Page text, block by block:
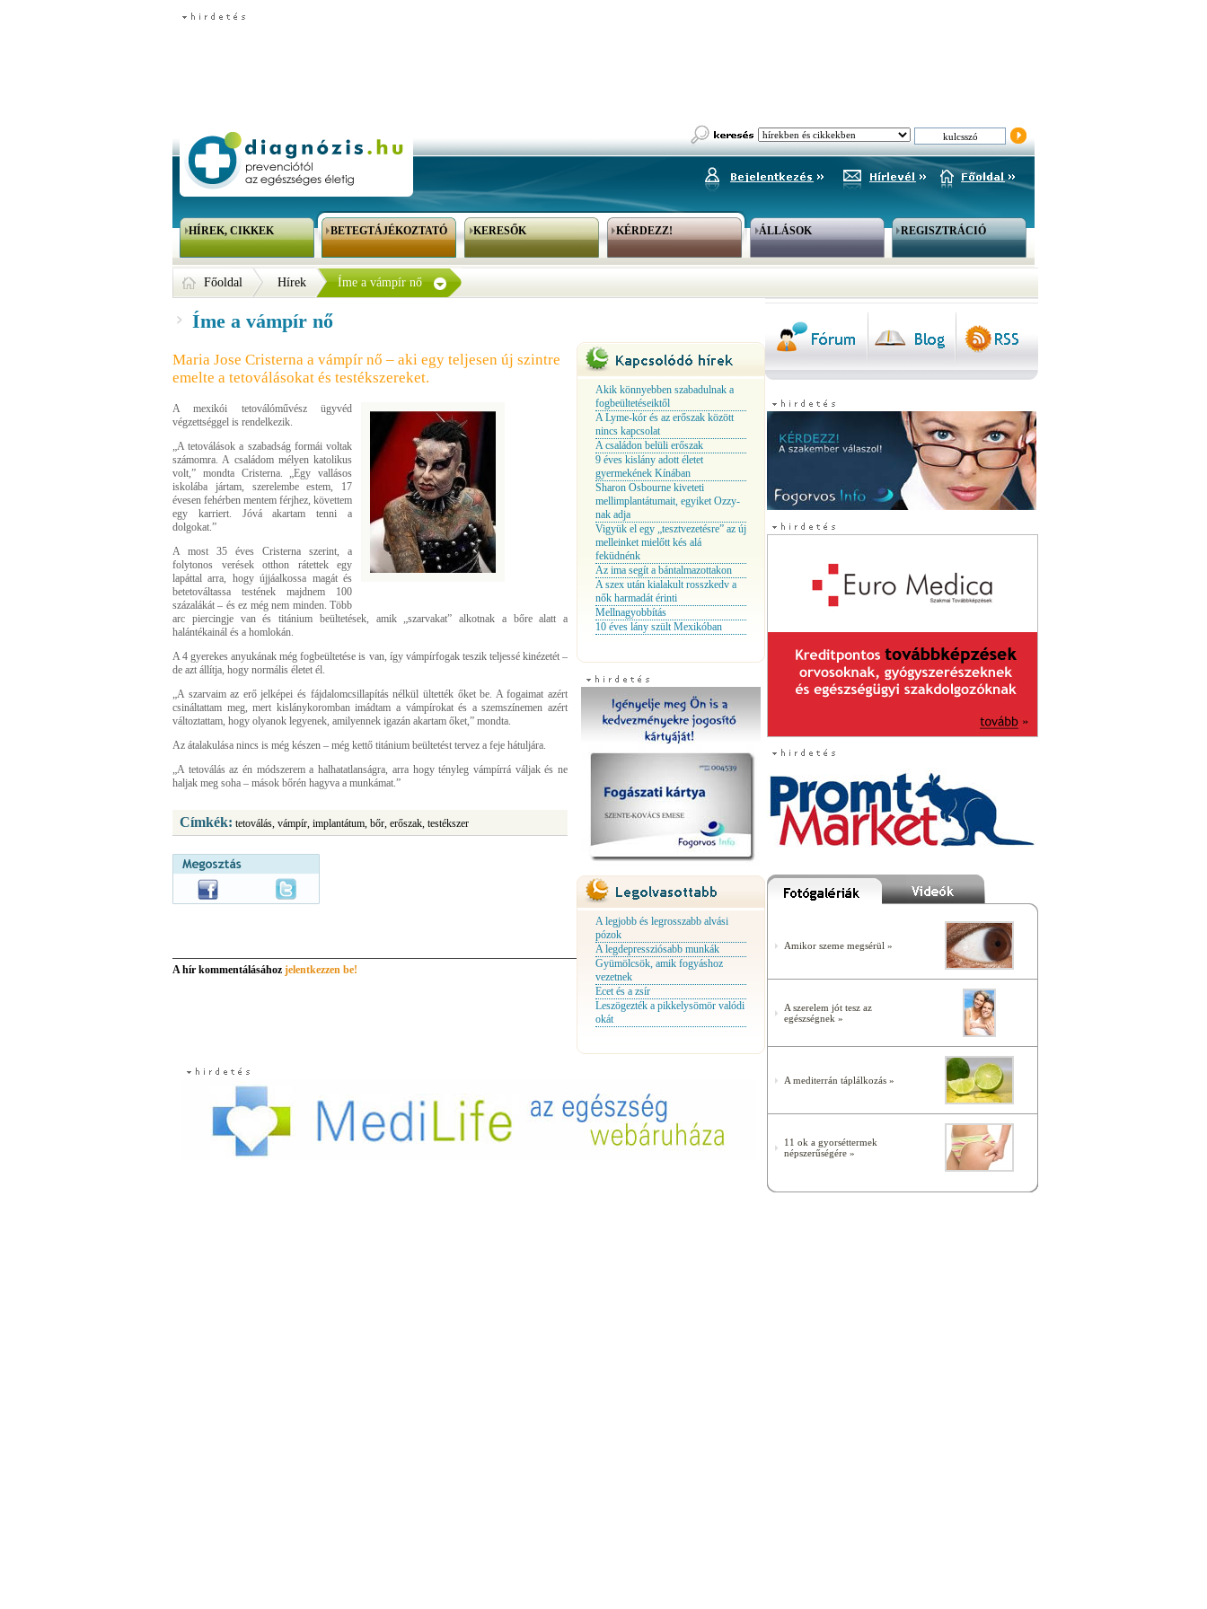
HÍREK, CIKKEK BETEGTÁJÉKOZTATÓ KERESŐK KÉRDEZZ! ÁLLÁSOK REGISZTRÁCIÓ
Főoldal Hírek Íme a vámpír nő
Íme a vámpír nő
Maria Jose Cristerna a vámpír nő – aki egy teljesen új szintre
emelte a tetoválásokat és testékszereket.
A mexikói tetoválóművész ügyvéd
végzettséggel is rendelkezik.
„A tetoválások a szabadság formái voltak
számomra. A családom mélyen katolikus
volt,” mondta Cristerna. „Egy vallásos
iskolába jártam, szerelembe estem, 17
évesen fehérben mentem férjhez, követtem
egy karriert. Jóvá akartam tenni a
dolgokat.”
A most 35 éves Cristerna szerint, a
folytonos verések otthon rátettek egy
lapáttal arra, hogy újjáalkossa magát és
betetováltassa testének majdnem 100
százalákát – és ez még nem minden. Több
arc piercingje van és titánium beültetések, amik „szarvakat” alkotnak a bőre alatt a
halántékainál és a homlokán.
A 4 gyerekes anyukának még fogbeültetése is van, így vámpírfogak teszik teljessé kinézetét –
de azt állítja, hogy normális életet él.
„A szarvaim az erő jelképei és fájdalomcsillapítás nélkül ültették őket be. A fogaimat azért
csináltattam meg, mert kislánykoromban imádtam a vámpírokat és a szemszínemen azért
változtattam, hogy olyanok legyenek, amilyennek igazán akartam őket,” mondta.
Az átalakulása nincs is még készen – még kettő titánium beültetést tervez a feje hátuljára.
„A tetoválás az én módszerem a halhatatlanságra, arra hogy tényleg vámpírrá váljak és ne
haljak meg soha – mások bőrén hagyva a munkámat.”
Címkék: tetoválás, vámpír, implantátum, bőr, erőszak, testékszer
A hír kommentálásához jelentkezzen be!
Akik könnyebben szabadulnak a
fogbeültetéseiktől
A Lyme-kór és az erőszak között
nincs kapcsolat
A családon belüli erőszak
9 éves kislány adott életet
gyermekének Kínában
Sharon Osbourne kiveteti
mellimplantátumait, egyiket Ozzy-
nak adja
Vigyük el egy „tesztvezetésre” az új
melleinket mielőtt kés alá
feküdnénk
Az ima segít a bántalmazottakon
A szex után kialakult rosszkedv a
nők harmadát érinti
Mellnagyobbítás
10 éves lány szült Mexikóban
A legjobb és legrosszabb alvási
pózok
A legdepressziósabb munkák
Gyümölcsök, amik fogyáshoz
vezetnek
Ecet és a zsír
Leszögezték a pikkelysömör valódi
okát
Amikor szeme megsérül »
A szerelem jót tesz az
egészségnek »
A mediterrán táplálkozás »
11 ok a gyorséttermek
népszerűségére »